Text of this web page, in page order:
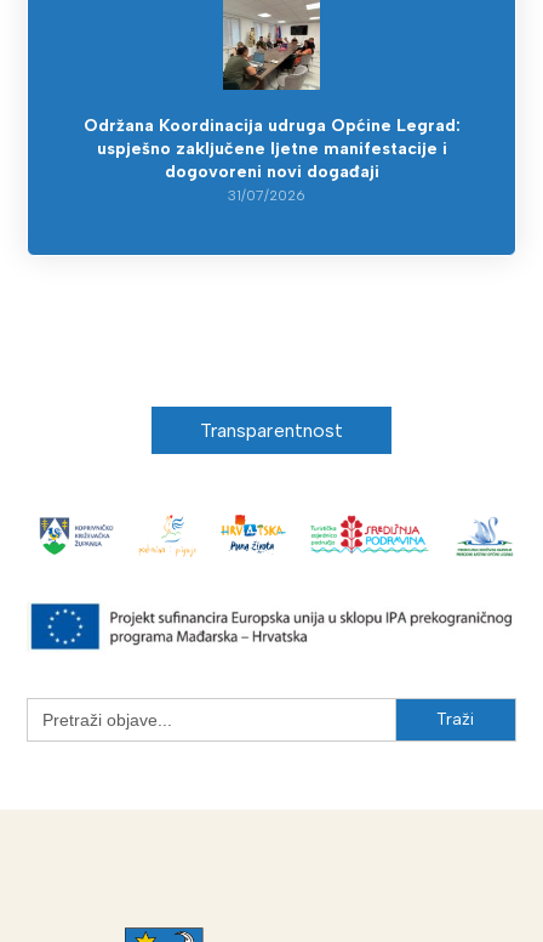
Održana Koordinacija udruga Općine Legrad:
uspješno zaključene ljetne manifestacije i
dogovoreni novi događaji
31/07/2026
Transparentnost
Search
for: